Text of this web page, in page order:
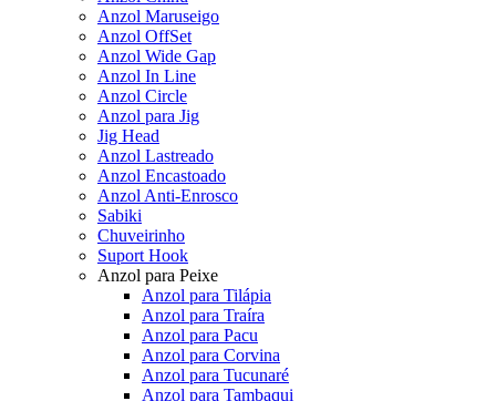
Anzol Maruseigo
Anzol OffSet
Anzol Wide Gap
Anzol In Line
Anzol Circle
Anzol para Jig
Jig Head
Anzol Lastreado
Anzol Encastoado
Anzol Anti-Enrosco
Sabiki
Chuveirinho
Suport Hook
Anzol para Peixe
Anzol para Tilápia
Anzol para Traíra
Anzol para Pacu
Anzol para Corvina
Anzol para Tucunaré
Anzol para Tambaqui